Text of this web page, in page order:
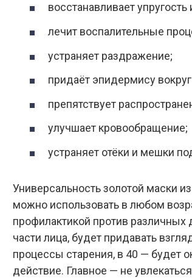
восстанавливает упругость
лечит воспалительные
устраняет раздражение;
придаёт эпидермису
препятствует
улучшает кровообращение;
устраняет отёки и мешки
Универсальность золотой маски
можно использовать в любом
профилактикой против различных
части лица, будет придавать
процессы старения, в 40 — будет
действие. Главное — не